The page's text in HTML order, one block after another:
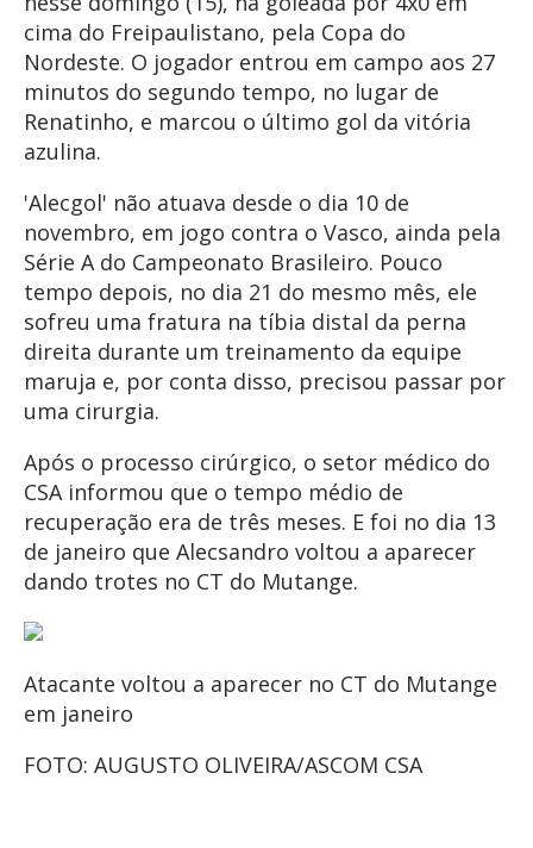
cima do Freipaulistano, pela Copa do
Nordeste. O jogador entrou em campo aos 27
minutos do segundo tempo, no lugar de
Renatinho, e marcou o último gol da vitória
azulina.
'Alecgol' não atuava desde o dia 10 de
novembro, em jogo contra o Vasco, ainda pela
Série A do Campeonato Brasileiro. Pouco
tempo depois, no dia 21 do mesmo mês, ele
sofreu uma fratura na tíbia distal da perna
direita durante um treinamento da equipe
maruja e, por conta disso, precisou passar por
uma cirurgia.
Após o processo cirúrgico, o setor médico do
CSA informou que o tempo médio de
recuperação era de três meses. E foi no dia 13
de janeiro que Alecsandro voltou a aparecer
dando trotes no CT do Mutange.
Atacante voltou a aparecer no CT do Mutange
em janeiro
FOTO: AUGUSTO OLIVEIRA/ASCOM CSA